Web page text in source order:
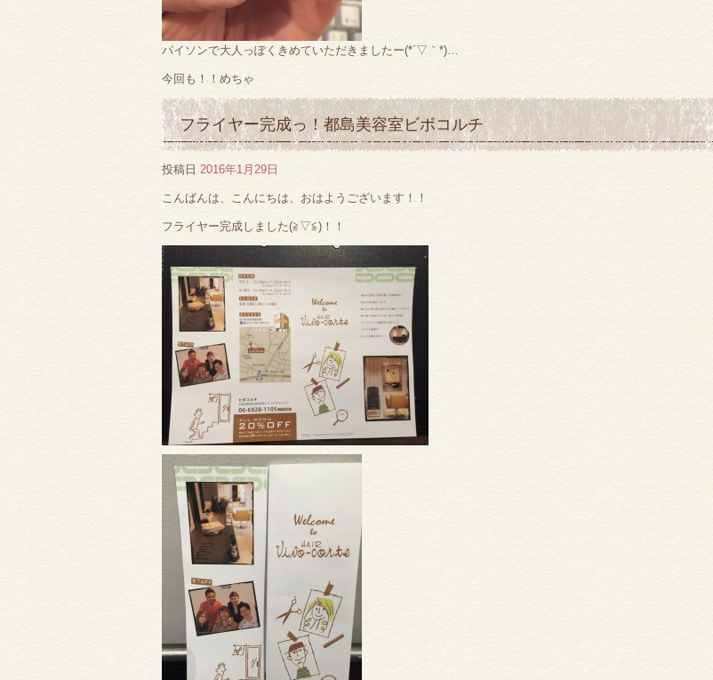
パイソンで大人っぽくきめていただきましたー(*´▽｀*)…
今回も！！めちゃ
フライヤー完成っ！都島美容室ビボコルチ
投稿日 2016年1月29日
こんばんは、こんにちは、おはようございます！！
フライヤー完成しました(≧▽≦)！！